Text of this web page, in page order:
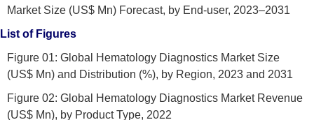
Market Size (US$ Mn) Forecast, by End-user, 2023–2031
List of Figures
Figure 01: Global Hematology Diagnostics Market Size
(US$ Mn) and Distribution (%), by Region, 2023 and 2031
Figure 02: Global Hematology Diagnostics Market Revenue
(US$ Mn), by Product Type, 2022